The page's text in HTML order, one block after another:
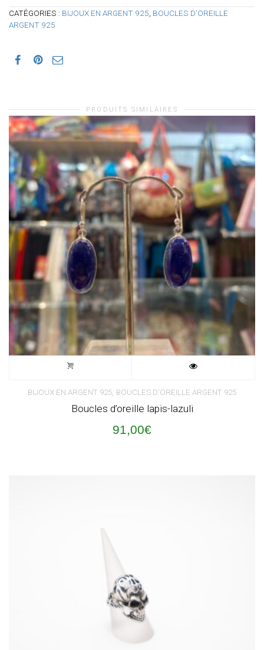
CATÉGORIES : BIJOUX EN ARGENT 925 BOUCLES D'OREILLE
ARGENT 925
PRODUITS SIMILAIRES
BIJOUX EN ARGENT 925, BOUCLES D'OREILLE ARGENT 925
Boucles d’oreille lapis-lazuli
91,00€